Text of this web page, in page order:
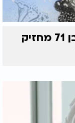
אליפות העולם בניקוי חלונות: בן 71 מחזיק